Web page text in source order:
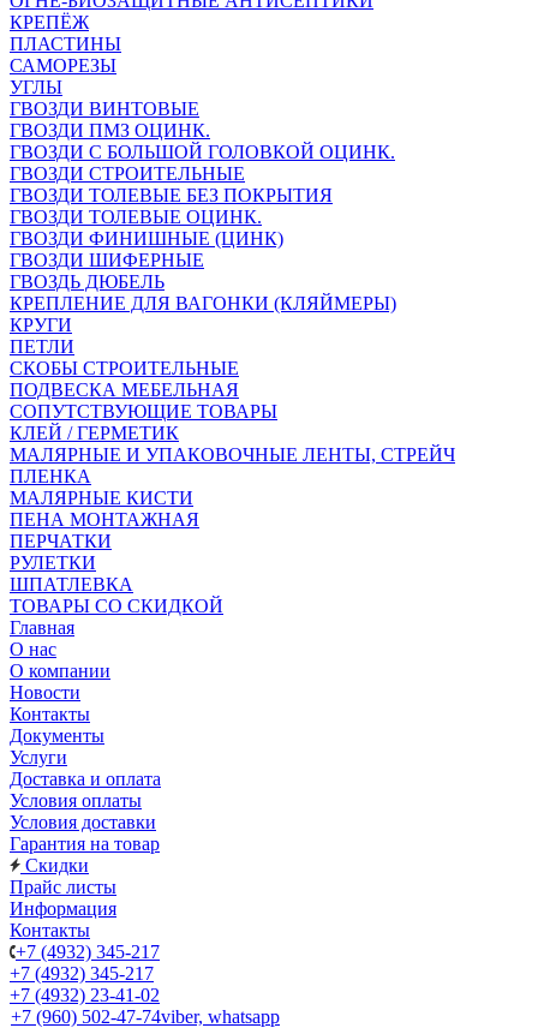
КРЕПЁЖ
ПЛАСТИНЫ
САМОРЕЗЫ
УГЛЫ
ГВОЗДИ ВИНТОВЫЕ
ГВОЗДИ ПМЗ ОЦИНК.
ГВОЗДИ С БОЛЬШОЙ ГОЛОВКОЙ ОЦИНК.
ГВОЗДИ СТРОИТЕЛЬНЫЕ
ГВОЗДИ ТОЛЕВЫЕ БЕЗ ПОКРЫТИЯ
ГВОЗДИ ТОЛЕВЫЕ ОЦИНК.
ГВОЗДИ ФИНИШНЫЕ (ЦИНК)
ГВОЗДИ ШИФЕРНЫЕ
ГВОЗДЬ ДЮБЕЛЬ
КРЕПЛЕНИЕ ДЛЯ ВАГОНКИ (КЛЯЙМЕРЫ)
КРУГИ
ПЕТЛИ
СКОБЫ СТРОИТЕЛЬНЫЕ
ПОДВЕСКА МЕБЕЛЬНАЯ
СОПУТСТВУЮЩИЕ ТОВАРЫ
КЛЕЙ / ГЕРМЕТИК
МАЛЯРНЫЕ И УПАКОВОЧНЫЕ ЛЕНТЫ, СТРЕЙЧ
ПЛЕНКА
МАЛЯРНЫЕ КИСТИ
ПЕНА МОНТАЖНАЯ
ПЕРЧАТКИ
РУЛЕТКИ
ШПАТЛЕВКА
ТОВАРЫ СО СКИДКОЙ
Главная
О нас
О компании
Новости
Контакты
Документы
Услуги
Доставка и оплата
Условия оплаты
Условия доставки
Гарантия на товар
Скидки
Прайс листы
Информация
Контакты
+7 (4932) 345-217
+7 (4932) 345-217
+7 (4932) 23-41-02
+7 (960) 502-47-74viber, whatsapp